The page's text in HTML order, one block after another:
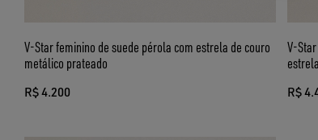
V-Star feminino de suede pérola com estrela de couro
metálico prateado
R$ 4.200
V-
R$